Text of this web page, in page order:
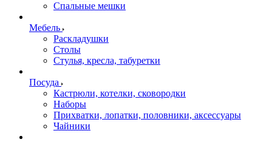
Спальные мешки
Мебель
Раскладушки
Столы
Стулья, кресла, табуретки
Посуда
Кастрюли, котелки, сковородки
Наборы
Прихватки, лопатки, половники, аксессуары
Чайники